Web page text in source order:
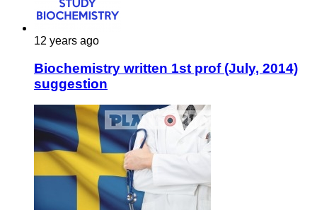
12 years ago
Biochemistry written 1st prof (July, 2014)
suggestion